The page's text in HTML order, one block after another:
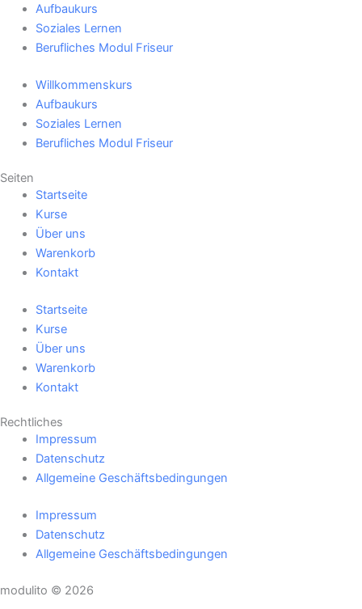
Aufbaukurs
Soziales Lernen
Berufliches Modul Friseur
Willkommenskurs
Aufbaukurs
Soziales Lernen
Berufliches Modul Friseur
Seiten
Startseite
Kurse
Über uns
Warenkorb
Kontakt
Startseite
Kurse
Über uns
Warenkorb
Kontakt
Rechtliches
Impressum
Datenschutz
Allgemeine Geschäftsbedingungen
Impressum
Datenschutz
Allgemeine Geschäftsbedingungen
modulito © 2026